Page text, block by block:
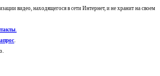
видео, находящегося в сети Интернет, и не хранит на своем
.
.